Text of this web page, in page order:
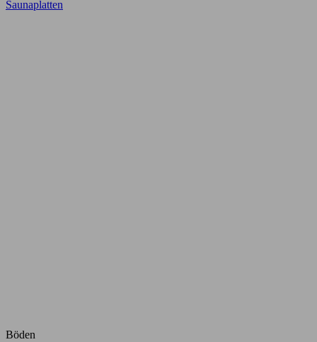
Saunaplatten
Böden